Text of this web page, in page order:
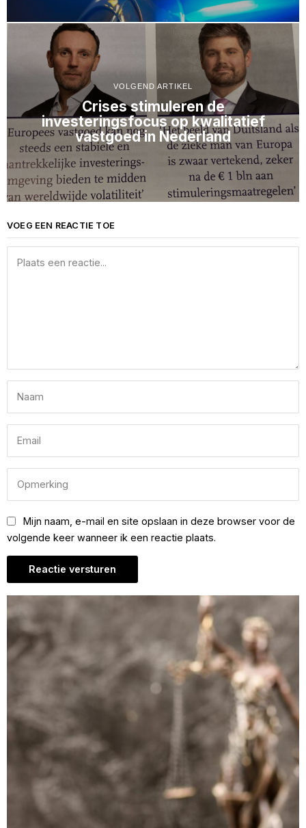
VOLGEND ARTIKEL
Crises stimuleren de
investeringsfocus op kwalitatief
vastgoed in Nederland
VOEG EEN REACTIE TOE
Mijn naam, e-mail en site opslaan in deze browser voor de
volgende keer wanneer ik een reactie plaats.